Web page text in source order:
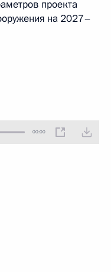
проекта
на 2027–
00:00